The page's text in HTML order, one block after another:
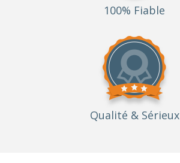
100% Fiable
Qualité & Sérieux